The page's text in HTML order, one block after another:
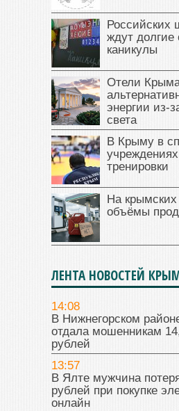
Российских
ждут долгие
каникулы
Отели
энергии из-
света
В Крыму в
тренировки
На
объёмы
ЛЕНТА НОВОСТЕЙ
14:08
В Нижнегорском
отдала мошенникам
рублей
13:57
В Ялте мужчина
рублей при покупке
онлайн